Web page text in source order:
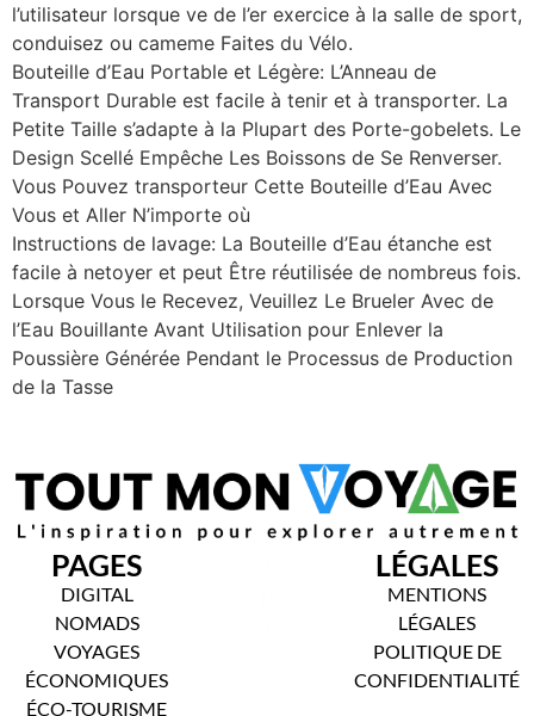
l’utilisateur lorsque ve de l’er exercice à la salle de sport,
conduisez ou cameme Faites du Vélo.
Bouteille d’Eau Portable et Légère: L’Anneau de
Transport Durable est facile à tenir et à transporter. La
Petite Taille s’adapte à la Plupart des Porte-gobelets. Le
Design Scellé Empêche Les Boissons de Se Renverser.
Vous Pouvez transporteur Cette Bouteille d’Eau Avec
Vous et Aller N’importe où
Instructions de lavage: La Bouteille d’Eau étanche est
facile à netoyer et peut Être réutilisée de nombreus fois.
Lorsque Vous le Recevez, Veuillez Le Brueler Avec de
l’Eau Bouillante Avant Utilisation pour Enlever la
Poussière Générée Pendant le Processus de Production
de la Tasse
PAGES
DIGITAL
NOMADS
VOYAGES
ÉCONOMIQUES
ÉCO-TOURISME
LÉGALES
MENTIONS
LÉGALES
POLITIQUE DE
CONFIDENTIALITÉ